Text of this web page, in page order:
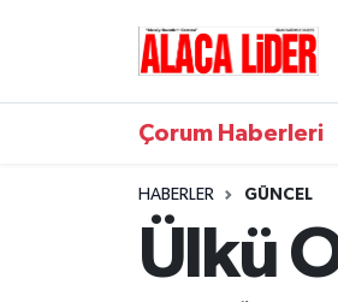
Çorum Haberleri
HABERLER GÜNCEL
Ülkü
Çorum Namaz Vakitleri
Çorum Trafik Yoğunluk